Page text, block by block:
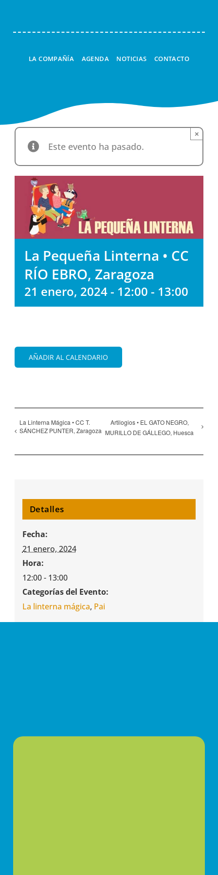
LA COMPAÑÍA AGENDA NOTICIAS CONTACTO
Este evento ha pasado.
×
La Pequeña Linterna • CC
RÍO EBRO, Zaragoza
21 enero, 2024 - 12:00 - 13:00
AÑADIR AL CALENDARIO
La Linterna Mágica • CC T.
SÁNCHEZ PUNTER, Zaragoza
Artilogios • EL GATO NEGRO,
MURILLO DE GÁLLEGO, Huesca
Detalles
Fecha:
21 enero, 2024
Hora:
12:00 - 13:00
Categorías del Evento:
La linterna mágica, Pai